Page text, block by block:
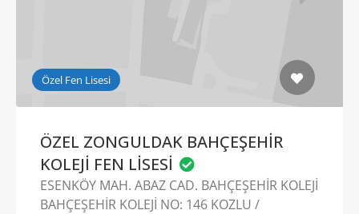
Özel Fen Lisesi
ÖZEL ZONGULDAK BAHÇEŞEHİR
KOLEJİ FEN LİSESİ
ESENKÖY MAH. ABAZ CAD. BAHÇEŞEHİR KOLEJİ
BAHÇEŞEHİR KOLEJİ NO: 146 KOZLU /